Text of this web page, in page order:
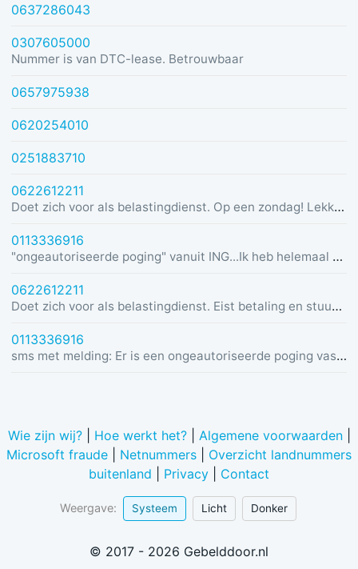
0637286043
0307605000
Nummer is van DTC-lease. Betrouwbaar
0657975938
0620254010
0251883710
0622612211
Doet zich voor als belastingdienst. Op een zondag! Lekker dom
0113336916
"ongeautoriseerde poging" vanuit ING...Ik heb helemaal geen rekening bij ING :)
0622612211
Doet zich voor als belastingdienst. Eist betaling en stuurt link in bericht met dreiging van beslaglegging.
0113336916
sms met melding: Er is een ongeautoriseerde poging vastgesteld vanuit Duitsland was u dit niet? Bel de alarmlijn op 0113336916
Wie zijn wij?| Hoe werkt het?| Algemene voorwaarden|
Microsoft fraude
Netnummers
Overzicht landnummers
buitenland
Privacy Contact
Weergave: Systeem Licht Donker
© 2017 - 2026 Gebelddoor.nl